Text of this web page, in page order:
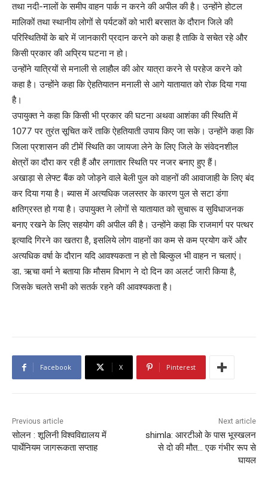
तथा नदी-नालों के समीप वाहन पार्क न करने की अपील की है। उन्होंने होटल
मालिकों तथा स्थानीय लोगों से पर्यटकों को भारी बरसात के दौरान जिले की
परिस्थितियों के बारे में जानकारी प्रदान करने को कहा है ताकि वे सचेत रहे और
किसी प्रकार की अप्रिय घटना न हो।
उन्होंने यात्रियों से मनाली से लाहौल की ओर यात्रा करने से परहेज करने को
कहा है। उन्होंने कहा कि ऐहतियातन मनाली से आगे यातायात को रोक दिया गया
है।
उपायुक्त ने कहा कि किसी भी प्रकार की घटना अथवा आशंका की स्थिति में
1077 पर तुरंत सूचित करें ताकि ऐहतियाती उपाय किए जा सके। उन्होंने कहा कि
जिला प्रशासन की टीमें स्थिति का जायजा लेने के लिए जिले के संवेदनशील
क्षेत्रों का दौरा कर रही हैं और लगातार स्थिति पर नजर बनाए हुए हैं।
अखाड़ा से लेफ्ट बैंक को जोड़ने वाले बेली पुल को वाहनों की आवाजाही के लिए बंद
कर दिया गया है। ब्यास में अत्यधिक जलस्तर के कारण पुल से सटा डंगा
क्षतिग्रस्त हो गया है। उपायुक्त ने लोगों से यातायात को सुचारू व सुविधाजनक
बनाए रखने के लिए सहयोग की अपील की है। उन्होंने कहा कि राजमार्ग पर पत्थर
इत्यादि गिरने का खतरा है, इसलिये लोग वाहनों का कम से कम प्रयोग करें और
अत्यधिक वर्षा के दौरान यदि आवश्यकता न हो तो बिल्कुल भी वाहन न चलाएं।
डा. ऋचा वर्मा ने बताया कि मौसम विभाग ने दो दिन का अलर्ट जारी किया है,
जिसके चलते सभी को सतर्क रहने की आवश्यकता है।
Facebook X Pinterest
Previous article
सोलन : शूलिनी विश्वविद्यालय में
पार्थेनियम जागरूकता सप्ताह
Next article
shimla: आरटीओ के पास भूस्खलन
से दो की मौत… एक गंभीर रूप से
घायल